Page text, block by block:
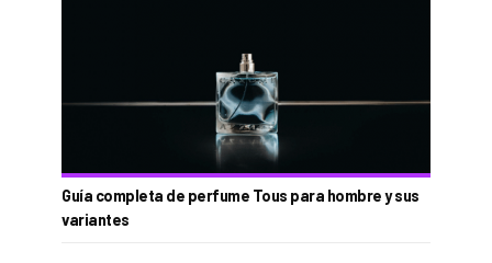
Guía completa de perfume Tous para hombre y sus
variantes